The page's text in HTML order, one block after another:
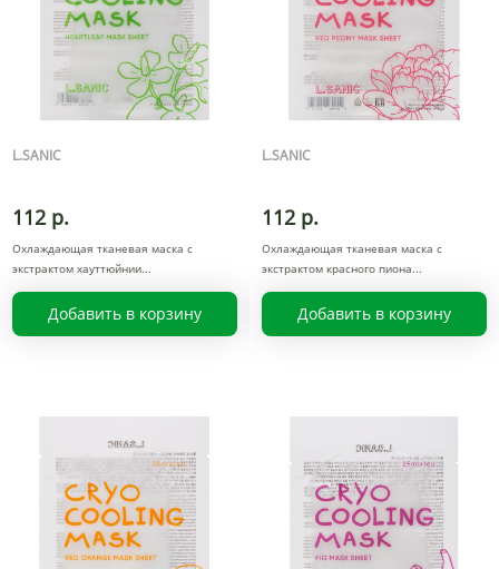
L.SANIC
112 р.
Охлаждающая тканевая маска с
экстрактом хауттюйнии
Добавить в корзину
L.SANIC
112 р.
Охлаждающая тканевая маска с
экстрактом красного пиона
Добавить в корзину